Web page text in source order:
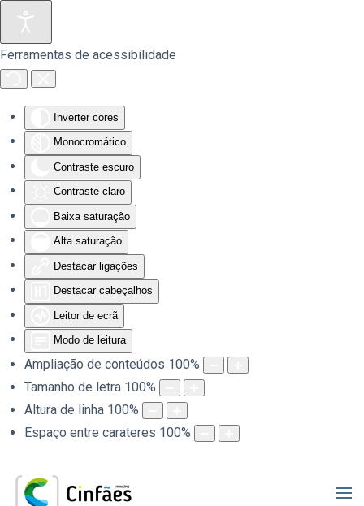
Ferramentas de acessibilidade
Inverter cores
Monocromático
Contraste escuro
Contraste claro
Baixa saturação
Alta saturação
Destacar ligações
Destacar cabeçalhos
Leitor de ecrã
Modo de leitura
Ampliação de conteúdos 100%
Tamanho de letra 100%
Altura de linha 100%
Espaço entre carateres 100%
Saltar para o conteúdo principal